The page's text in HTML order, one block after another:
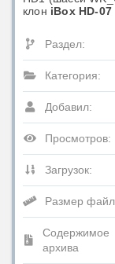
клон iBox HD-07
Раздел:
Категория:
Добавил:
Просмотров:
Загрузок:
Размер
Содержимое
архива